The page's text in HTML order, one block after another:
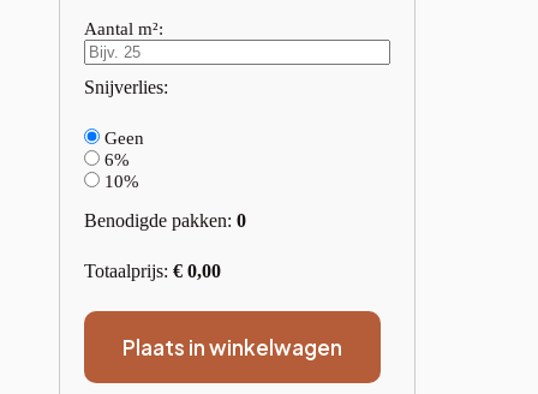
Aantal m²:
Snijverlies:
Geen
6%
10%
Benodigde pakken: 0
Totaalprijs: € 0,00
Plaats in winkelwagen